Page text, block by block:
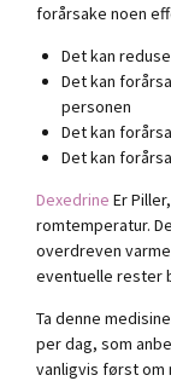
forårsake noen
Det kan
Det kan
personen
Det kan
Det kan
Dexedrine Er
romtemperatur.
overdreven
eventuelle rester
Ta denne
per dag, som
vanligvis først om